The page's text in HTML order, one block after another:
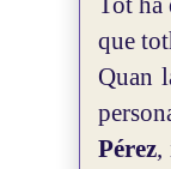
que
Quan
Pérez,